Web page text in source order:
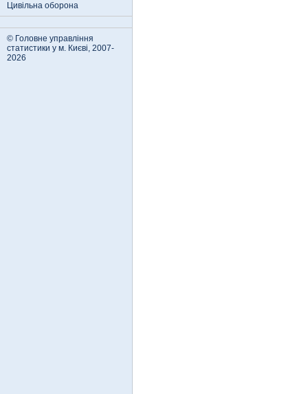
Цивільна оборона
© Головне управління
статистики у м. Києві, 2007-
2026